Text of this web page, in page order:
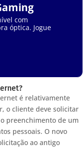
com
óptica. Jogue
é relativamente
o cliente deve solicitar
preenchimento de um
pessoais. O novo
ao antigo